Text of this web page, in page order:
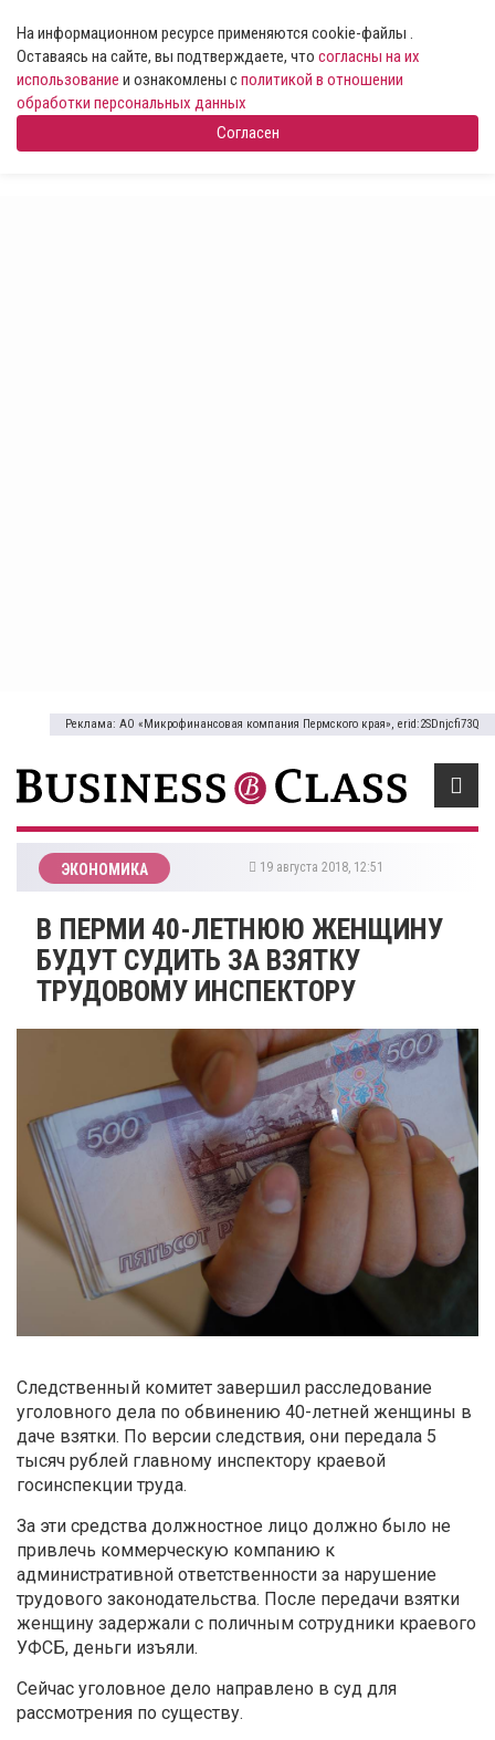
На информационном ресурсе применяются cookie-файлы .
Оставаясь на сайте, вы подтверждаете, что согласны на их
использование и ознакомлены сполитикой в отношении
обработки персональных данных
Согласен
Реклама: АО «Микрофинансовая компания Пермского края», erid:2SDnjcfi73Q
ЭКОНОМИКА 19 августа 2018, 12:51
В ПЕРМИ 40-ЛЕТНЮЮ ЖЕНЩИНУ
БУДУТ СУДИТЬ ЗА ВЗЯТКУ
ТРУДОВОМУ ИНСПЕКТОРУ
Следственный комитет завершил расследование
уголовного дела по обвинению 40-летней женщины в
даче взятки. По версии следствия, они передала 5
тысяч рублей главному инспектору краевой
госинспекции труда.
За эти средства должностное лицо должно было не
привлечь коммерческую компанию к
административной ответственности за нарушение
трудового законодательства. После передачи взятки
женщину задержали с поличным сотрудники краевого
УФСБ, деньги изъяли.
Сейчас уголовное дело направлено в суд для
рассмотрения по существу.